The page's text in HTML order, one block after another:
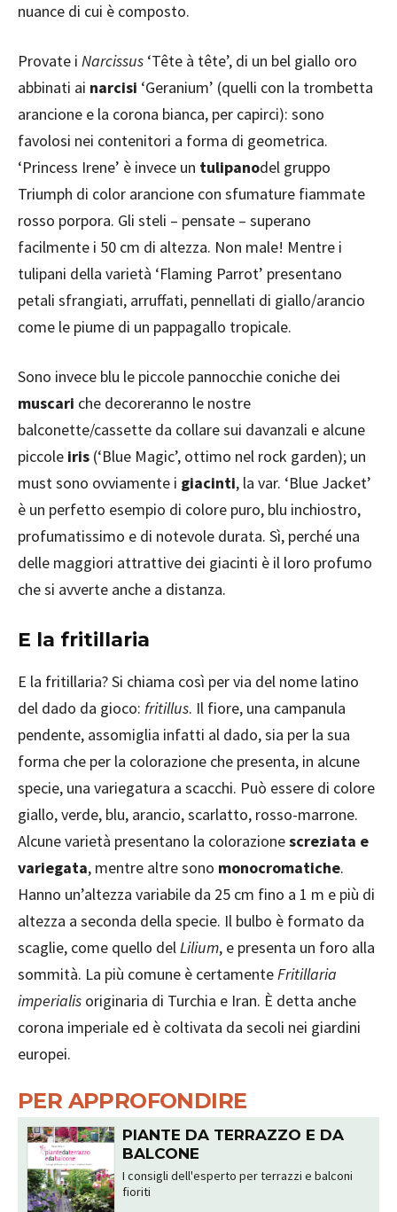
nuance di cui è composto.
Provate i Narcissus ‘Tête à tête’, di un bel giallo oro
abbinati ai narcisi ‘Geranium’ (quelli con la trombetta
arancione e la corona bianca, per capirci): sono
favolosi nei contenitori a forma di geometrica.
‘Princess Irene’ è invece un tulipanodel gruppo
Triumph di color arancione con sfumature fiammate
rosso porpora. Gli steli – pensate – superano
facilmente i 50 cm di altezza. Non male! Mentre i
tulipani della varietà ‘Flaming Parrot’ presentano
petali sfrangiati, arruffati, pennellati di giallo/arancio
come le piume di un pappagallo tropicale.
Sono invece blu le piccole pannocchie coniche dei
muscari che decoreranno le nostre
balconette/cassette da collare sui davanzali e alcune
piccole iris (‘Blue Magic’, ottimo nel rock garden); un
must sono ovviamente i giacinti, la var. ‘Blue Jacket’
è un perfetto esempio di colore puro, blu inchiostro,
profumatissimo e di notevole durata. Sì, perché una
delle maggiori attrattive dei giacinti è il loro profumo
che si avverte anche a distanza.
E la fritillaria
E la fritillaria? Si chiama così per via del nome latino
del dado da gioco: fritillus. Il fiore, una campanula
pendente, assomiglia infatti al dado, sia per la sua
forma che per la colorazione che presenta, in alcune
specie, una variegatura a scacchi. Può essere di colore
giallo, verde, blu, arancio, scarlatto, rosso-marrone.
Alcune varietà presentano la colorazionescreziata e
variegata, mentre altre sono monocromatiche.
Hanno un’altezza variabile da 25 cm fino a 1 m e più di
altezza a seconda della specie. Il bulbo è formato da
scaglie, come quello delLilium, e presenta un foro alla
sommità. La più comune è certamenteFritillaria
imperialis originaria di Turchia e Iran. È detta anche
corona imperiale ed è coltivata da secoli nei giardini
europei.
PER APPROFONDIRE
PIANTE DA TERRAZZO E DA
BALCONE
I consigli dell'esperto per terrazzi e balconi
fioriti